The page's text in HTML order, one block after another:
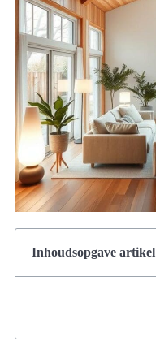
Inhoudsopgave artikel